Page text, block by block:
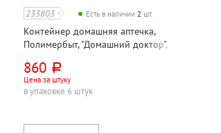
233803 Есть в наличии2 шт.
Контейнер домашняя аптечка,
Полимербыт, "Домашний доктор",
пластик, 10л
860 руб.
Цена за штуку
в упаковке 6 штук